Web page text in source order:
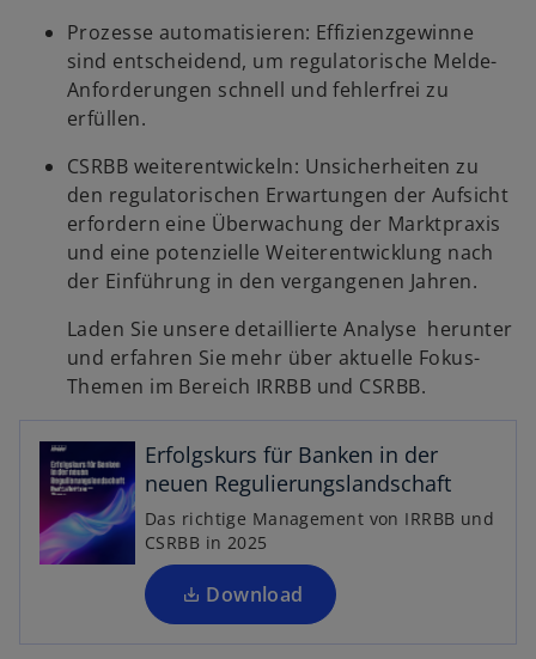
Prozesse automatisieren: Effizienzgewinne
sind entscheidend, um regulatorische Melde-
Anforderungen schnell und fehlerfrei zu
erfüllen.
CSRBB weiterentwickeln: Unsicherheiten zu
den regulatorischen Erwartungen der Aufsicht
erfordern eine Überwachung der Marktpraxis
und eine potenzielle Weiterentwicklung nach
der Einführung in den vergangenen Jahren.
Laden Sie unsere detaillierte Analyse herunter
und erfahren Sie mehr über aktuelle Fokus-
Themen im Bereich IRRBB und CSRBB.
Erfolgskurs für Banken in der
neuen Regulierungslandschaft
Das richtige Management von IRRBB und
CSRBB in 2025
Download
w
d
i
n
e
i
e
r
n
u
e
R
e
g
is
w
n